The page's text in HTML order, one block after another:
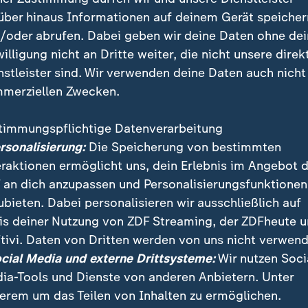
Bundesregierung besonders wichtig, auf die
hinzuweisen, die im neuen Vertrag enthalten
des ein oder anderen Vertragspartners
aus.
vielen konkreten Projekten
war Frankreichs PräsidentEmmanuel Macronin
unterschrieben, der ebenfalls die nukleare
und Frankreich stärkt. Das Signal auch des
ist klar, sowohl nach Moskau als auch nach
zusammen, bündelt Kräfte. Die Verteidigung ist
Was die neue Freundschaft mit London
hinaus Informationen auf deinem Gerät
oder abrufen. Dabei geben wir deine Daten ohne
nicht an Dritte weiter, die nicht unsere
sind. Wir verwenden deine Daten auch nicht
Zwecken.
Datenverarbeitung
Die Speicherung von bestimmten
ermöglicht uns, dein Erlebnis im Angebot
an dich anzupassen und Personalisierungsfunktionen
Dabei personalisieren wir ausschließlich auf
deiner Nutzung von ZDF Streaming, der ZDFheute
Daten von Dritten werden von uns nicht
Media und externe Drittsysteme:Wir nutzen
Tools und Dienste von anderen Anbietern. Unter
um das Teilen von Inhalten zu ermöglichen.